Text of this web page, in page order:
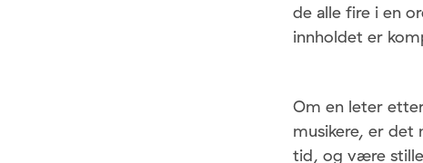
de alle fire i en
innholdet er
Om en leter
musikere, er
tid, og være